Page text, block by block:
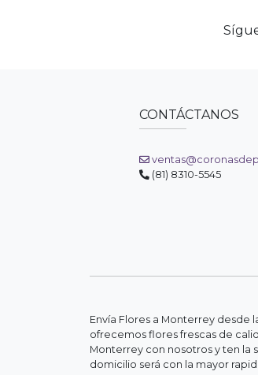
CONTÁCTANOS
(81) 8310-5545
Envía Flores a Monterrey desde
ofrecemos flores frescas de
Monterrey con nosotros y ten la
domicilio será con la mayor